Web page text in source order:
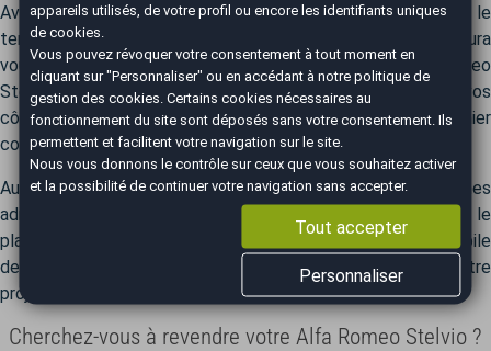
Avec notre réseau de près de 50 agences réparties sur tout le
territoire, nous sommes toujours à proximité. Votre agent saura
vous conseiller au mieux pour trouver le modèle Alfa Romeo
Stelvio le plus adapté à vos besoins. Notre équipe sera à vos
côtés tout au long de votre démarche d'achat, du premier
conseil jusqu'à la finalisation.
AutoEasy prend en charge la totalité des démarches
administratives, vous permettant de vous concentrer sur le
plaisir de votre nouvelle Alfa Romeo Stelvio. L'achat automobile
devient un moment de pure satisfaction. Transformez votre
projet en réalité avec AutoEasy.
Cherchez-vous à revendre votre Alfa Romeo Stelvio ?
appareils utilisés, de votre profil ou encore les identifiants uniques
de cookies.
Vous pouvez révoquer votre consentement à tout moment en
cliquant sur "Personnaliser" ou en accédant à notrepolitique de
gestion des cookies . Certains cookies nécessaires au
fonctionnement du site sont déposés sans votre consentement. Ils
permettent et facilitent votre navigation sur le site.
Nous vous donnons le contrôle sur ceux que vous souhaitez activer
et la possibilité de continuer votre navigation sans accepter.
Tout accepter
Personnaliser